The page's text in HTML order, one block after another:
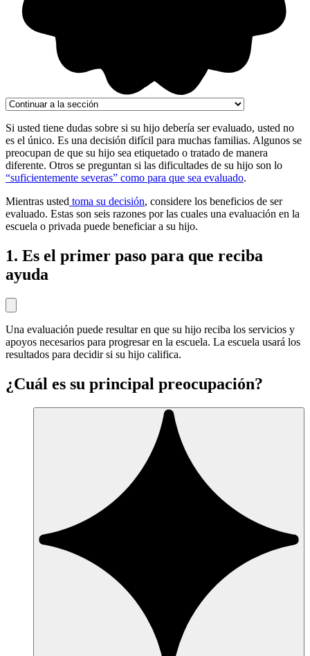
Si usted tiene dudas sobre si su hijo debería ser evaluado, usted no
es el único. Es una decisión difícil para muchas familias. Algunos se
preocupan de que su hijo sea etiquetado o tratado de manera
diferente. Otros se preguntan si las dificultades de su hijo son lo
“suficientemente severas” como para que sea evaluado.
Mientras usted toma su decisión, considere los beneficios de ser
evaluado. Estas son seis razones por las cuales una evaluación en la
escuela o privada puede beneficiar a su hijo.
1. Es el primer paso para que reciba
ayuda
Una evaluación puede resultar en que su hijo reciba los servicios y
apoyos necesarios para progresar en la escuela. La escuela usará los
resultados para decidir si su hijo califica.
¿Cuál es su principal preocupación?